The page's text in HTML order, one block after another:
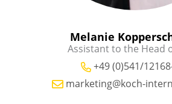
Melanie
Assistant to the Head
+49 (0)541/
marketing@koch-